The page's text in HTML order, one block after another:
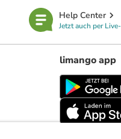
Help Center
Jetzt auch per
limango app